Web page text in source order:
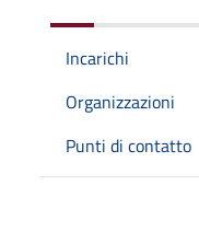
Incarichi
Organizzazioni
Punti di contatto